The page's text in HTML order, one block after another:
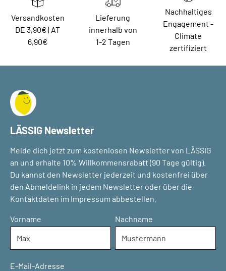
Versandkosten
DE 3,90€ | AT
6,90€
Lieferung
innerhalb von
1-2 Tagen
Nachhaltiges
Engagement -
Climate
zertifiziert
LÄSSIG Newsletter
Melde dich jetzt zum kostenlosen Newsletter von LÄSSIG
an und erhalte 10% Willkommensrabatt (90 Tage gültig).
Du kannst den Newsletter jederzeit und kostenfrei über
den Abmeldelink in jedem Newsletter oder über die
Kontaktdaten im Impressum abbestellen.
Vorname Nachname
E-Mail-Adresse